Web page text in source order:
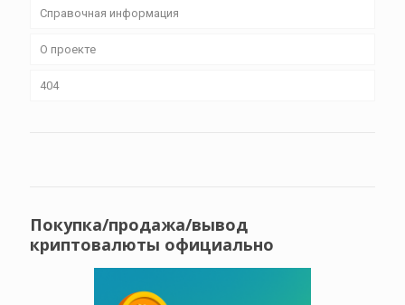
Справочная информация
О проекте
404
Покупка/продажа/вывод
криптовалюты официально